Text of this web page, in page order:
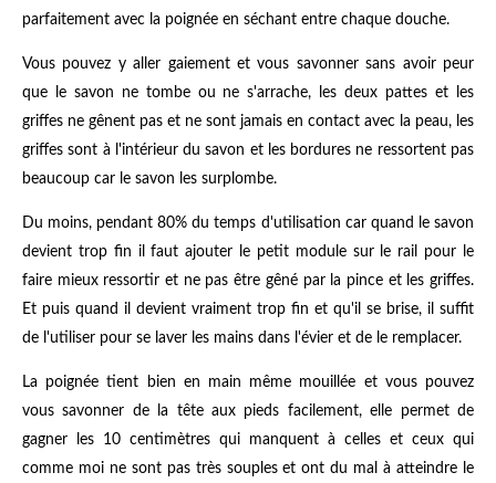
parfaitement avec la poignée en séchant entre chaque douche.
Vous pouvez y aller gaiement et vous savonner sans avoir peur
que le savon ne tombe ou ne s'arrache, les deux pattes et les
griffes ne gênent pas et ne sont jamais en contact avec la peau, les
griffes sont à l'intérieur du savon et les bordures ne ressortent pas
beaucoup car le savon les surplombe.
Du moins, pendant 80% du temps d'utilisation car quand le savon
devient trop fin il faut ajouter le petit module sur le rail pour le
faire mieux ressortir et ne pas être gêné par la pince et les griffes.
Et puis quand il devient vraiment trop fin et qu'il se brise, il suffit
de l'utiliser pour se laver les mains dans l'évier et de le remplacer.
La poignée tient bien en main même mouillée et vous pouvez
vous savonner de la tête aux pieds facilement, elle permet de
gagner les 10 centimètres qui manquent à celles et ceux qui
comme moi ne sont pas très souples et ont du mal à atteindre le